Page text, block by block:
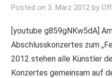
Posted on 3. März 2012 by
[youtube g859gNKw5dA]
Abschlusskonzertes zum
2012 stehen alle Künstler
Konzertes gemeinsam auf